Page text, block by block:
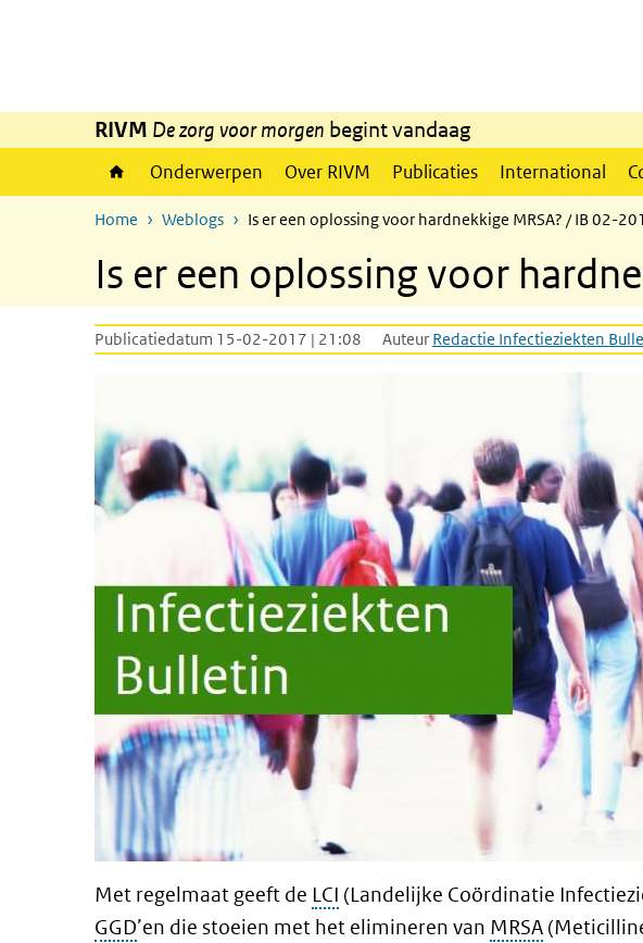
RIVM De zorg voor morgen begint vandaag
Onderwerpen Over RIVM Publicaties International
Home Weblogs Is er een oplossing voor hardnekkige MRSA? / IB 02-
Is er een oplossing voor
Publicatiedatum 15-02-2017 | 21:08 Auteur Redactie Infectieziekten
Met regelmaat geeft de LCI (Landelijke Coördinatie
GGD’en die stoeien met het elimineren van MRSA